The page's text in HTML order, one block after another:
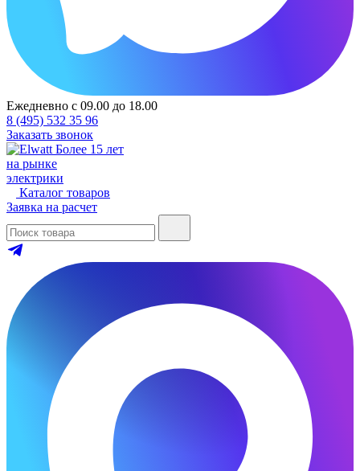
Ежедневно с 09.00 до 18.00
8 (495) 532 35 96
Заказать звонок
Более 15 лет
на рынке
электрики
Каталог товаров
Заявка на расчет